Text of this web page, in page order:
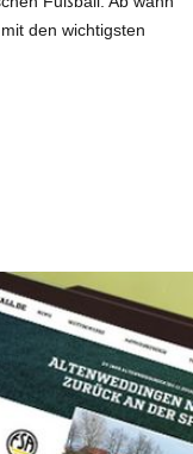
mit den wichtigsten